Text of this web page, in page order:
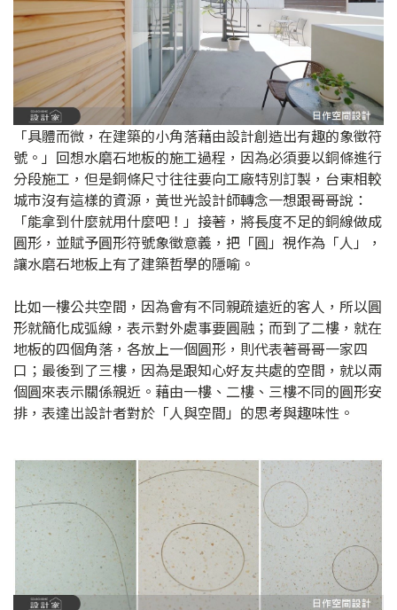
「具體而微，在建築的小角落藉由設計創造出有趣的象徵符
號。」回想水磨石地板的施工過程，因為必須要以銅條進行
分段施工，但是銅條尺寸往往要向工廠特別訂製，台東相較
城市沒有這樣的資源，黃世光設計師轉念一想跟哥哥說：
「能拿到什麼就用什麼吧！」接著，將長度不足的銅線做成
圓形，並賦予圓形符號象徵意義，把「圓」視作為「人」，
讓水磨石地板上有了建築哲學的隱喻。
比如一樓公共空間，因為會有不同親疏遠近的客人，所以圓
形就簡化成弧線，表示對外處事要圓融；而到了二樓，就在
地板的四個角落，各放上一個圓形，則代表著哥哥一家四
口；最後到了三樓，因為是跟知心好友共處的空間，就以兩
個圓來表示關係親近。藉由一樓、二樓、三樓不同的圓形安
排，表達出設計者對於「人與空間」的思考與趣味性。